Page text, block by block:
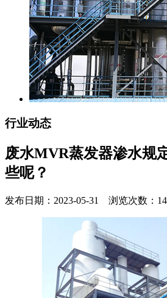
行业动态
废水MVR蒸发器渗水规
些呢？
发布日期：2023-05-31 浏览次数：